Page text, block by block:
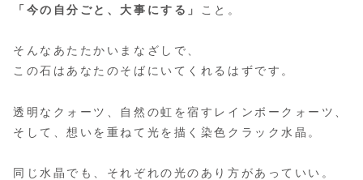
「今の自分ごと、大事にする」
こと。
そんなあたたかいまなざしで、
この石はあなたのそばにいてくれるはずです。
透明なクォーツ、自然の虹を宿すレインボークォーツ、
そして、想いを重ねて光を描く染色クラック水晶。
同じ水晶でも、それぞれの光のあり方があっていい。